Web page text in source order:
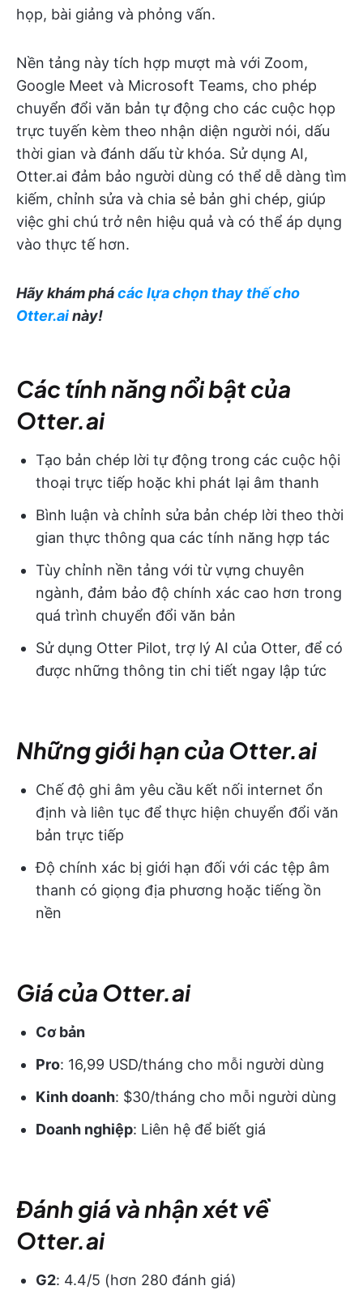
họp, bài giảng và phỏng vấn.
Nền tảng này tích hợp mượt mà với Zoom,
Google Meet và Microsoft Teams, cho phép
chuyển đổi văn bản tự động cho các cuộc họp
trực tuyến kèm theo nhận diện người nói, dấu
thời gian và đánh dấu từ khóa. Sử dụng AI,
Otter.ai đảm bảo người dùng có thể dễ dàng tìm
kiếm, chỉnh sửa và chia sẻ bản ghi chép, giúp
việc ghi chú trở nên hiệu quả và có thể áp dụng
vào thực tế hơn.
Hãy khám phácác lựa chọn thay thế cho
Otter.ainày!
Các tính năng nổi bật của
Otter.ai
Tạo bản chép lời tự động trong các cuộc hội
thoại trực tiếp hoặc khi phát lại âm thanh
Bình luận và chỉnh sửa bản chép lời theo thời
gian thực thông qua các tính năng hợp tác
Tùy chỉnh nền tảng với từ vựng chuyên
ngành, đảm bảo độ chính xác cao hơn trong
quá trình chuyển đổi văn bản
Sử dụng Otter Pilot, trợ lý AI của Otter, để có
được những thông tin chi tiết ngay lập tức
Những giới hạn của Otter.ai
Chế độ ghi âm yêu cầu kết nối internet ổn
định và liên tục để thực hiện chuyển đổi văn
bản trực tiếp
Độ chính xác bị giới hạn đối với các tệp âm
thanh có giọng địa phương hoặc tiếng ồn
nền
Giá của Otter.ai
Cơ bản
Pro: 16,99 USD/tháng cho mỗi người dùng
Kinh doanh: $30/tháng cho mỗi người dùng
Doanh nghiệp: Liên hệ để biết giá
Đánh giá và nhận xét về
Otter.ai
G2: 4.4/5 (hơn 280 đánh giá)